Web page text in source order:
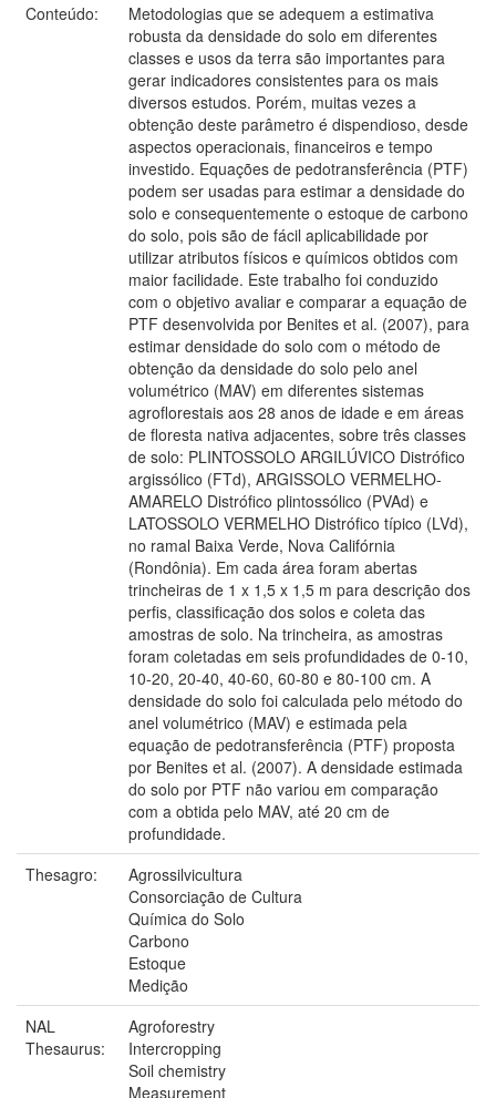
Conteúdo:
Metodologias que se adequem a estimativa
robusta da densidade do solo em diferentes
classes e usos da terra são importantes para
gerar indicadores consistentes para os mais
diversos estudos. Porém, muitas vezes a
obtenção deste parâmetro é dispendioso, desde
aspectos operacionais, financeiros e tempo
investido. Equações de pedotransferência (PTF)
podem ser usadas para estimar a densidade do
solo e consequentemente o estoque de carbono
do solo, pois são de fácil aplicabilidade por
utilizar atributos físicos e químicos obtidos com
maior facilidade. Este trabalho foi conduzido
com o objetivo avaliar e comparar a equação de
PTF desenvolvida por Benites et al. (2007), para
estimar densidade do solo com o método de
obtenção da densidade do solo pelo anel
volumétrico (MAV) em diferentes sistemas
agroflorestais aos 28 anos de idade e em áreas
de floresta nativa adjacentes, sobre três classes
de solo: PLINTOSSOLO ARGILÚVICO Distrófico
argissólico (FTd), ARGISSOLO VERMELHO-
AMARELO Distrófico plintossólico (PVAd) e
LATOSSOLO VERMELHO Distrófico típico (LVd),
no ramal Baixa Verde, Nova Califórnia
(Rondônia). Em cada área foram abertas
trincheiras de 1 x 1,5 x 1,5 m para descrição dos
perfis, classificação dos solos e coleta das
amostras de solo. Na trincheira, as amostras
foram coletadas em seis profundidades de 0-10,
10-20, 20-40, 40-60, 60-80 e 80-100 cm. A
densidade do solo foi calculada pelo método do
anel volumétrico (MAV) e estimada pela
equação de pedotransferência (PTF) proposta
por Benites et al. (2007). A densidade estimada
do solo por PTF não variou em comparação
com a obtida pelo MAV, até 20 cm de
profundidade.
Thesagro:
Agrossilvicultura
Consorciação de Cultura
Química do Solo
Carbono
Estoque
Medição
NAL
Thesaurus:
Agroforestry
Intercropping
Soil chemistry
Measurement